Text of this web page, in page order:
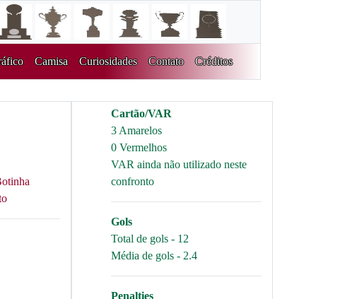
Camisa Curiosidades Contato Créditos
Cartão/VAR
3 Amarelos
0 Vermelhos
VAR ainda não utilizado neste
confronto
Gols
Total de gols - 12
Média de gols - 2.4
Penalties